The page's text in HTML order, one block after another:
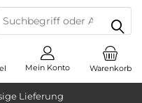
Lieferung
Warenkorb
Mein Konto